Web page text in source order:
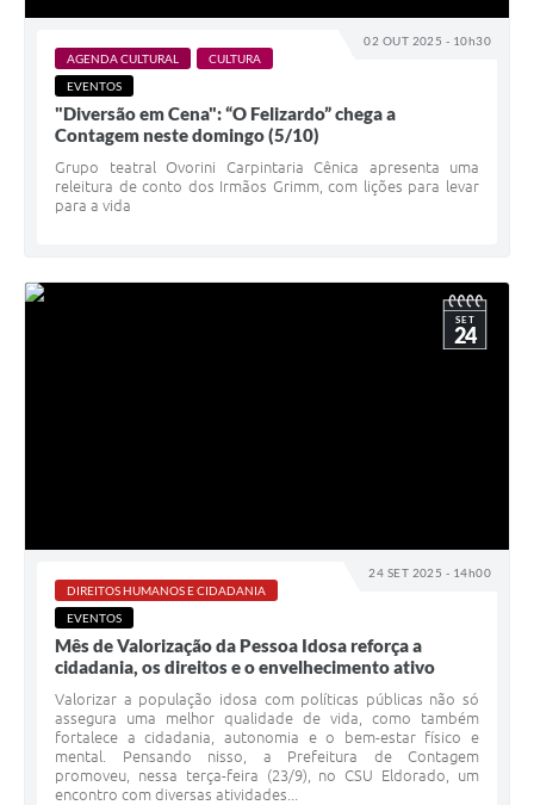
02 OUT 2025 - 10h30
AGENDA CULTURAL
CULTURA
EVENTOS
"Diversão em Cena": “O Felizardo” chega a
Contagem neste domingo (5/10)
Grupo teatral Ovorini Carpintaria Cênica apresenta uma
releitura de conto dos Irmãos Grimm, com lições para levar
para a vida
24 SET 2025 - 14h00
SET
24
DIREITOS HUMANOS E CIDADANIA
EVENTOS
Mês de Valorização da Pessoa Idosa reforça a
cidadania, os direitos e o envelhecimento ativo
Valorizar a população idosa com políticas públicas não só
assegura uma melhor qualidade de vida, como também
fortalece a cidadania, autonomia e o bem-estar físico e
mental. Pensando nisso, a Prefeitura de Contagem
promoveu, nessa terça-feira (23/9), no CSU Eldorado, um
encontro com diversas atividades...